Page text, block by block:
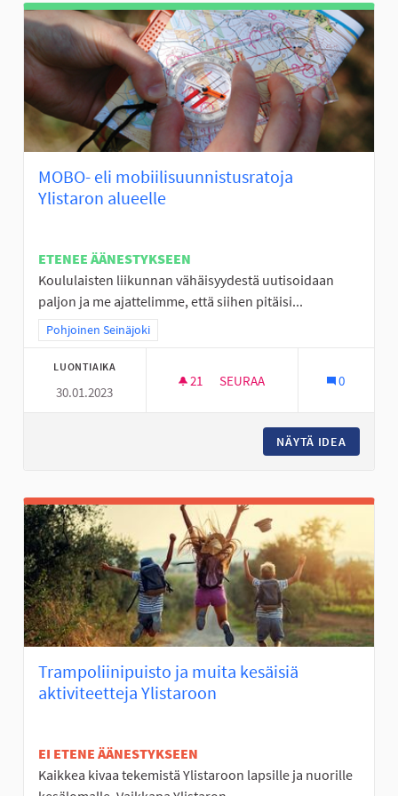
MOBO- eli mobiilisuunnistusratoja
Ylistaron alueelle
ETENEE ÄÄNESTYKSEEN
Koululaisten liikunnan vähäisyydestä uutisoidaan
paljon ja me ajattelimme, että siihen pitäisi...
Rajaa tulokset teeman mukaan: Pohjoinen Seinäjoki
Pohjoinen Seinäjoki
LUONTIAIKA
30.01.2023
21 21 SEURAAJAA
SEURAA 0
NÄYTÄ IDEA
Trampoliinipuisto ja muita kesäisiä
aktiviteetteja Ylistaroon
EI ETENE ÄÄNESTYKSEEN
Kaikkea kivaa tekemistä Ylistaroon lapsille ja nuorille